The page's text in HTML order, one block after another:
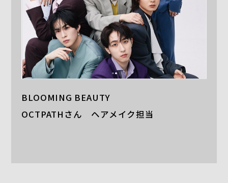
BLOOMING BEAUTY
OCTPATHさん ヘアメイク担当